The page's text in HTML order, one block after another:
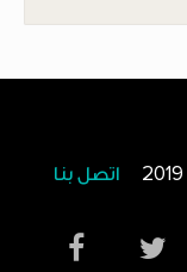
اتصل بنا